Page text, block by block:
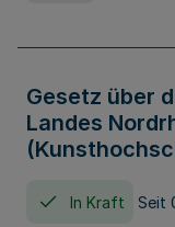
Gesetz über
Landes
In Kraft Seit